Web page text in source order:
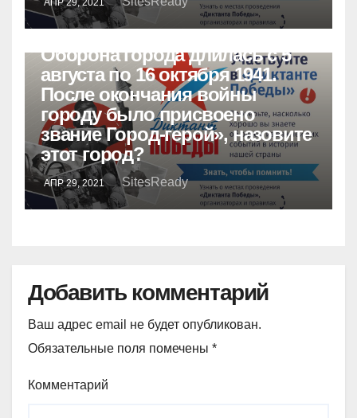
АПР 29, 2021
Оборона города длилась с 5
августа по 16 октября 1941.
После окончания войны
городу было присвоено
звание Город-герой», назовите
этот город?
АПР 29, 2021 SitesReady
Добавить комментарий
Ваш адрес email не будет опубликован.
Обязательные поля помечены *
Комментарий